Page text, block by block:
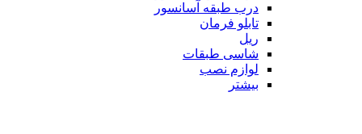
درب طبقه آسانسور
تابلو فرمان
ریل
شاسی طبقات
لوازم نصب
بیشتر